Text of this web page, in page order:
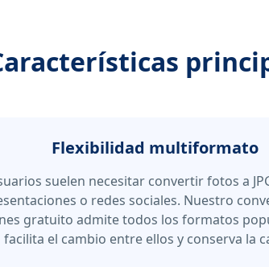
Flexibilidad multiformato
suelen necesitar convertir fotos a
o redes sociales. Nuestro
gratuito admite todos los formatos
facilita el cambio entre ellos y conserva la